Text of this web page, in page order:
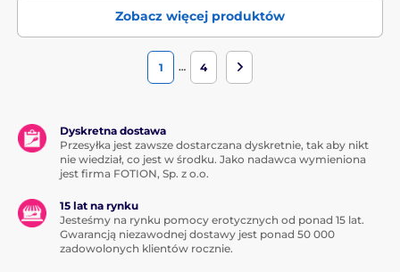
Zobacz więcej produktów
1 … 4
Dyskretna dostawa
Przesyłka jest zawsze dostarczana dyskretnie, tak aby nikt
nie wiedział, co jest w środku. Jako nadawca wymieniona
jest firma FOTION, Sp. z o.o.
15 lat na rynku
Jesteśmy na rynku pomocy erotycznych od ponad 15 lat.
Gwarancją niezawodnej dostawy jest ponad 50 000
zadowolonych klientów rocznie.